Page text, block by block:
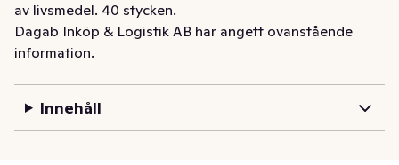
av livsmedel. 40 stycken.
Dagab Inköp & Logistik AB har angett ovanstående
information.
Innehåll